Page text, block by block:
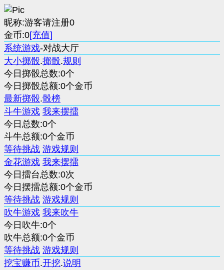
昵称:游客请注册0
金币:0[充值]
系统游戏-对战大厅
大小掷骰.掷骰.规则
今日掷骰总数:0个
今日掷骰总额:0个金币
最新掷骰.骰榜
斗牛游戏 我来摆擂
今日总数:0个
斗牛总额:0个金币
等待挑战 游戏规则
金花游戏 我来摆擂
今日擂台总数:0次
今日摆擂总额:0个金币
等待挑战 游戏规则
吹牛游戏 我来吹牛
今日吹牛:0个
吹牛总额:0个金币
等待挑战 游戏规则
挖宝赚币.开挖.说明